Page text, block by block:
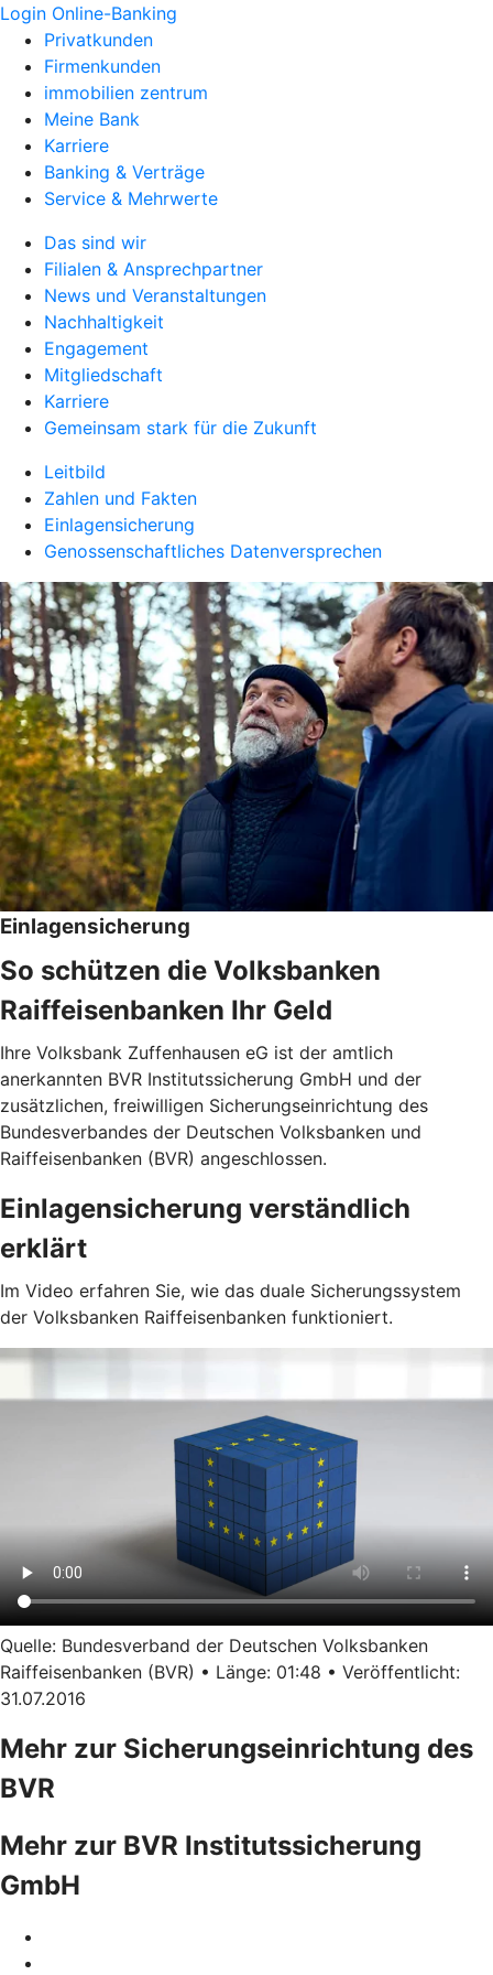
Login Online-Banking
Privatkunden
Firmenkunden
immobilien zentrum
Meine Bank
Karriere
Banking & Verträge
Service & Mehrwerte
Das sind wir
Filialen & Ansprechpartner
News und Veranstaltungen
Nachhaltigkeit
Engagement
Mitgliedschaft
Karriere
Gemeinsam stark für die Zukunft
Leitbild
Zahlen und Fakten
Einlagensicherung
Genossenschaftliches Datenversprechen
Einlagensicherung
So schützen die Volksbanken
Raiffeisenbanken Ihr Geld
Ihre Volksbank Zuffenhausen eG ist der amtlich
anerkannten BVR Institutssicherung GmbH und der
zusätzlichen, freiwilligen Sicherungseinrichtung des
Bundesverbandes der Deutschen Volksbanken und
Raiffeisenbanken (BVR) angeschlossen.
Einlagensicherung verständlich
erklärt
Im Video erfahren Sie, wie das duale Sicherungssystem
der Volksbanken Raiffeisenbanken funktioniert.
Quelle: Bundesverband der Deutschen Volksbanken
Raiffeisenbanken (BVR) • Länge: 01:48 • Veröffentlicht:
31.07.2016
Mehr zur Sicherungseinrichtung des
BVR
Mehr zur BVR Institutssicherung
GmbH